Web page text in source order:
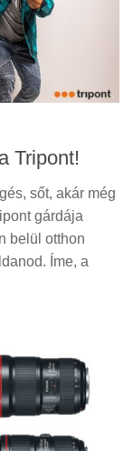
Tripont!
sőt, akár még
gárdája
belül otthon
Íme, a